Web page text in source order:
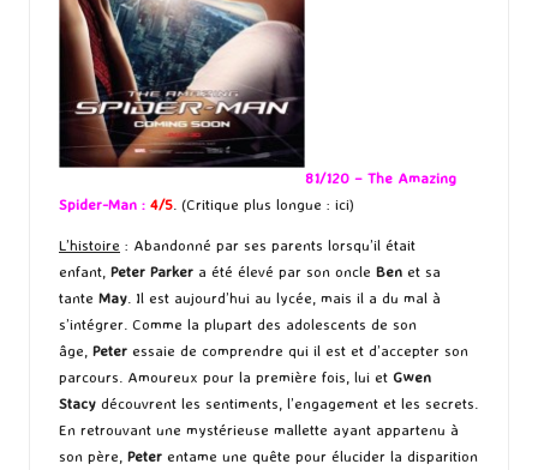
81/120 – The Amazing
Spider-Man : 4/5 . (Critique plus longue : ici)
L’histoire : Abandonné par ses parents lorsqu’il était
enfant, Peter Parker a été élevé par son oncle Ben et sa
tante May . Il est aujourd’hui au lycée, mais il a du mal à
s’intégrer. Comme la plupart des adolescents de son
âge, Peter essaie de comprendre qui il est et d’accepter son
parcours. Amoureux pour la première fois, lui et Gwen
Stacy découvrent les sentiments, l’engagement et les secrets.
En retrouvant une mystérieuse mallette ayant appartenu à
son père, Peter entame une quête pour élucider la disparition